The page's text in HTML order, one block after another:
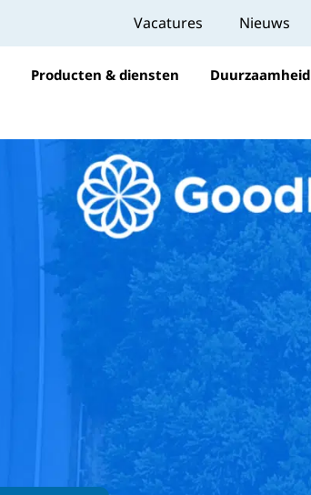
Vacatures Nieuws
Producten & diensten Duurzaamheid